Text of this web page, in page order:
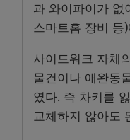
과 와이파이가 없
스마트홈 장비 등
사이드워크 자체
물건이나 애완동
였다. 즉 차키를
교체하지 않아도